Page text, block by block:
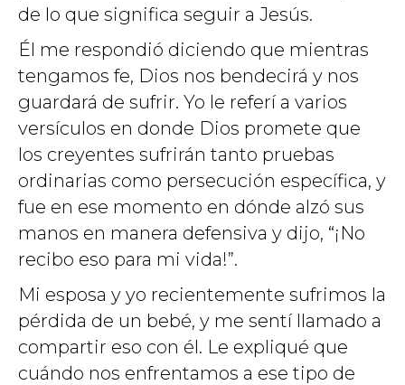
de lo que significa seguir a Jesús.
Él me respondió diciendo que mientras
tengamos fe, Dios nos bendecirá y nos
guardará de sufrir. Yo le referí a varios
versículos en donde Dios promete que
los creyentes sufrirán tanto pruebas
ordinarias como persecución específica, y
fue en ese momento en dónde alzó sus
manos en manera defensiva y dijo, “¡No
recibo eso para mi vida!”.
Mi esposa y yo recientemente sufrimos la
pérdida de un bebé, y me sentí llamado a
compartir eso con él. Le expliqué que
cuándo nos enfrentamos a ese tipo de